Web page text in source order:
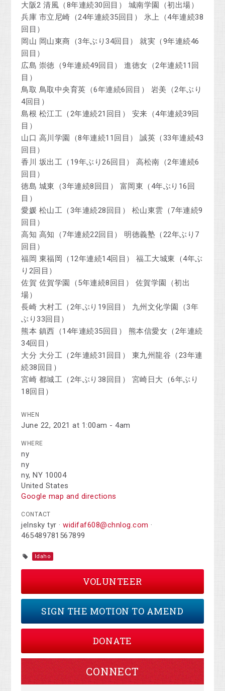
大阪2 清風（8年連続30回目） 城南学園（初出場）
兵庫 市立尼崎（24年連続35回目） 氷上（4年連続38
回目）
岡山 岡山東商（3年ぶり34回目） 就実（9年連続46
回目）
広島 崇徳（9年連続49回目） 進徳女（2年連続11回
目）
鳥取 鳥取中央育英（6年連続6回目） 岩美（2年ぶり
4回目）
島根 松江工（2年連続21回目） 安来（4年連続39回
目）
山口 高川学園（8年連続11回目） 誠英（33年連続43
回目）
香川 坂出工（19年ぶり26回目） 高松南（2年連続6
回目）
徳島 城東（3年連続8回目） 富岡東（4年ぶり16回
目）
愛媛 松山工（3年連続28回目） 松山東雲（7年連続9
回目）
高知 高知（7年連続22回目） 明徳義塾（22年ぶり7
回目）
福岡 東福岡（12年連続14回目） 福工大城東（4年ぶ
り2回目）
佐賀 佐賀学園（5年連続8回目） 佐賀学園（初出
場）
長崎 大村工（2年ぶり19回目） 九州文化学園（3年
ぶり33回目）
熊本 鎮西（14年連続35回目） 熊本信愛女（2年連続
34回目）
大分 大分工（2年連続31回目） 東九州龍谷（23年連
続38回目）
宮崎 都城工（2年ぶり38回目） 宮崎日大（6年ぶり
18回目）
WHEN
June 22, 2021 at 1:00am - 4am
WHERE
ny
ny
ny, NY 10004
United States
Google map and directions
CONTACT
jelnsky tyr ·widifaf608@chnlog.com ·
465489781567899
Idaho
VOLUNTEER
SIGN THE MOTION TO AMEND
DONATE
CONNECT